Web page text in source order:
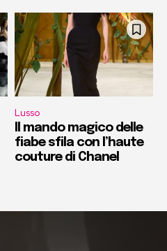
Lusso
Il mando magico delle
fiabe sfila con l’haute
couture di Chanel